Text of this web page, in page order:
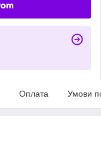
Оплата Умови